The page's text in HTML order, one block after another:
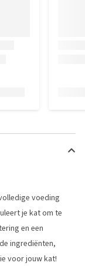
voeding
je kat om te
en een
ingrediënten,
voor jouw kat!